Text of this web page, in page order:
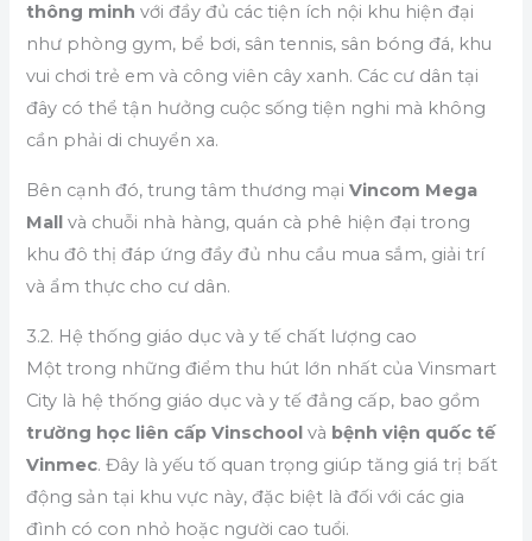
thông minh với đầy đủ các tiện ích nội khu hiện đại
như phòng gym, bể bơi, sân tennis, sân bóng đá, khu
vui chơi trẻ em và công viên cây xanh. Các cư dân tại
đây có thể tận hưởng cuộc sống tiện nghi mà không
cần phải di chuyển xa.
Bên cạnh đó, trung tâm thương mạiVincom Mega
Mall và chuỗi nhà hàng, quán cà phê hiện đại trong
khu đô thị đáp ứng đầy đủ nhu cầu mua sắm, giải trí
và ẩm thực cho cư dân.
3.2. Hệ thống giáo dục và y tế chất lượng cao
Một trong những điểm thu hút lớn nhất của Vinsmart
City là hệ thống giáo dục và y tế đẳng cấp, bao gồm
trường học liên cấp Vinschool và bệnh viện quốc tế
Vinmec. Đây là yếu tố quan trọng giúp tăng giá trị bất
động sản tại khu vực này, đặc biệt là đối với các gia
đình có con nhỏ hoặc người cao tuổi.